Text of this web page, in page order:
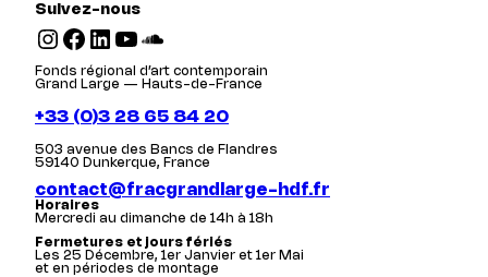
Suivez-nous
Instagram Facebook LinkedIn YouTube SoundCloud
Fonds régional d’art contemporain
Grand Large — Hauts-de-France
+33 (0)3 28 65 84 20
503 avenue des Bancs de Flandres
59140 Dunkerque, France
contact@fracgrandlarge-hdf.fr
Horaires
Mercredi au dimanche de 14h à 18h
Fermetures et jours fériés
Les 25 Décembre, 1er Janvier et 1er Mai
et en périodes de montage